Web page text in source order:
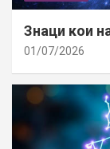
Знаци кои
01/07/2026